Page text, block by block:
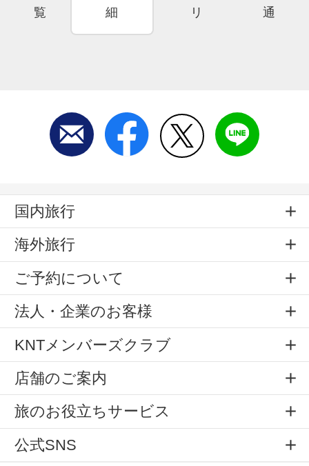
覧
細
リ
通
国内旅行
海外旅行
ご予約について
法人・企業のお客様
KNTメンバーズクラブ
店舗のご案内
旅のお役立ちサービス
公式SNS